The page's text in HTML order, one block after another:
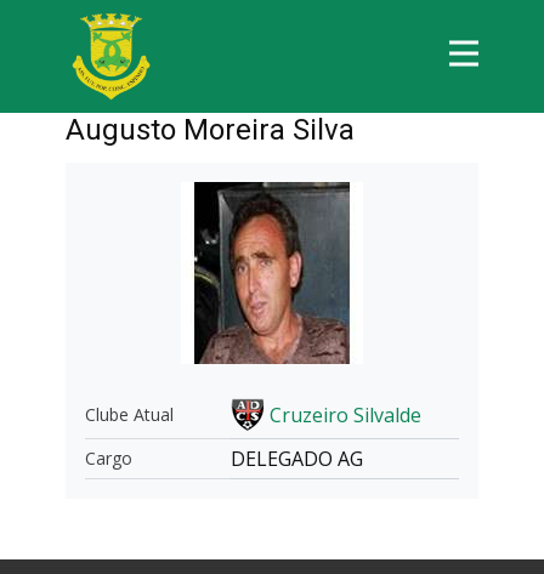
Augusto Moreira Silva
Clube Atual Cruzeiro Silvalde
Cargo DELEGADO AG